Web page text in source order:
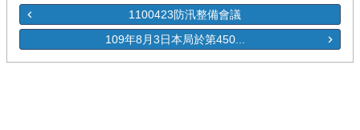
1100423防汛整備會議
109年8月3日本局於第450...